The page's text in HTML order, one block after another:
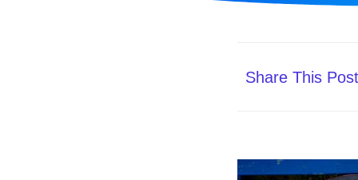
Share This Post